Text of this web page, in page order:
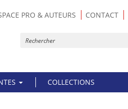
PRO & AUTEURS CONTACT
COLLECTIONS